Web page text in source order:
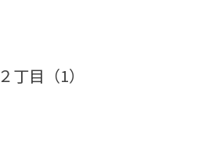
２丁目（1）